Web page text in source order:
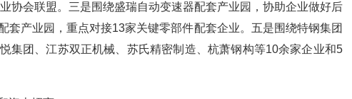
协会联盟。三是围绕盛瑞自动变速器配套产业园，协助企业做好后
套产业园，重点对接13家关键零部件配套企业。五是围绕特钢集团
集团、江苏双正机械、苏氏精密制造、杭萧钢构等10余家企业和5